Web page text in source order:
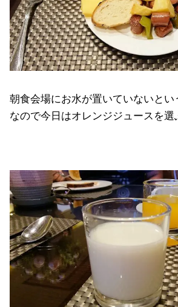
朝食会場にお水が置いていないとい
なので今日はオレンジジュースを選